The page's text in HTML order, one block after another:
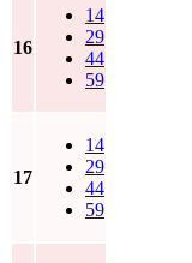
16
14
29
44
59
17
14
29
44
59